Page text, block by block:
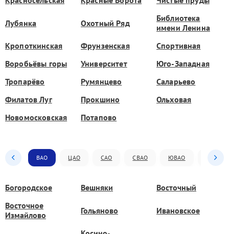
Лубянка Охотный Ряд
Библиотека
имени Ленина
Кропоткинская
Фрунзенская
Спортивная
Воробьёвы горы
Университет
Юго-Западная
Тропарёво
Румянцево
Саларьево
Филатов Луг
Прокшино
Ольховая
Новомосковская
Потапово
ВАО ЦАО САО СВАО ЮВАО ЮАО
Богородское Вешняки
Восточный
Восточное
Измайлово
Гольяново Ивановское